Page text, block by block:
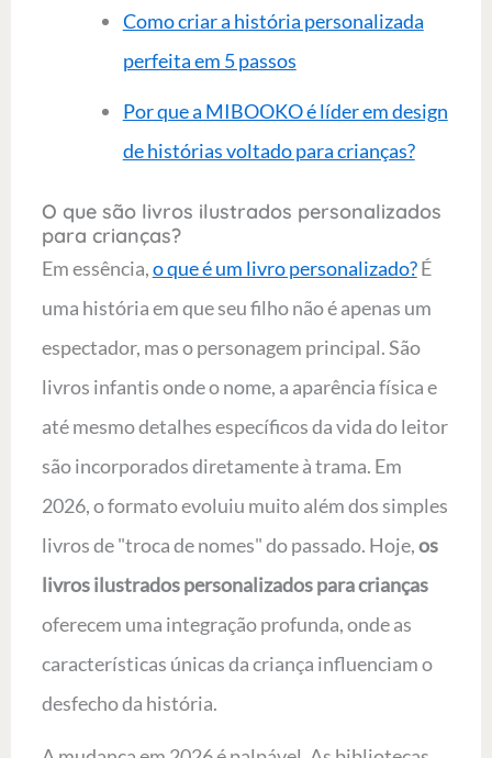
Como criar a história personalizada
perfeita em 5 passos
Por que a MIBOOKO é líder em design
de histórias voltado para crianças?
O que são livros ilustrados personalizados
para crianças?
Em essência,o que é um livro personalizado?É
uma história em que seu filho não é apenas um
espectador, mas o personagem principal. São
livros infantis onde o nome, a aparência física e
até mesmo detalhes específicos da vida do leitor
são incorporados diretamente à trama. Em
2026, o formato evoluiu muito além dos simples
livros de "troca de nomes" do passado. Hoje,os
livros ilustrados personalizados para crianças
oferecem uma integração profunda, onde as
características únicas da criança influenciam o
desfecho da história.